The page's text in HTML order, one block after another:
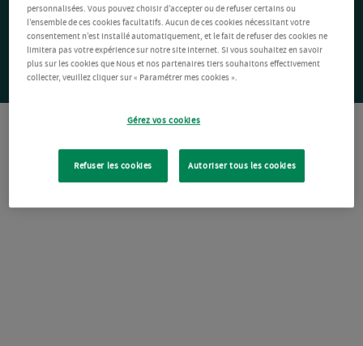
personnalisées. Vous pouvez choisir d’accepter ou de refuser certains ou
l’ensemble de ces cookies facultatifs. Aucun de ces cookies nécessitant votre
consentement n’est installé automatiquement, et le fait de refuser des cookies ne
limitera pas votre expérience sur notre site Internet. Si vous souhaitez en savoir
plus sur les cookies que Nous et nos partenaires tiers souhaitons effectivement
collecter, veuillez cliquer sur « Paramétrer mes cookies ».
Gérez vos cookies
Refuser les cookies Autoriser tous les cookies